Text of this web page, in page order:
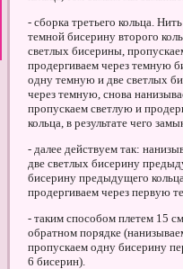
- сборка третьего кольца.
темной бисерину второго
светлых бисерины,
продергиваем через темную
одну темную и две светлых
через темную, снова
пропускаем светлую и
кольца, в результате чего
- далее действуем так:
две светлых бисерину
бисерину предыдущего
продергиваем через первую
- таким способом плетем 15
обратном порядке
пропускаем одну бисерину
6 бисерин).